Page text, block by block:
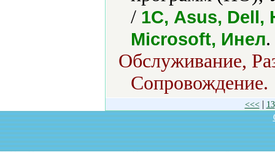
/ 1С, Asus, Dell,
Microsoft, Инел.
Обслуживание,
Сопровождение.
<<<| 13